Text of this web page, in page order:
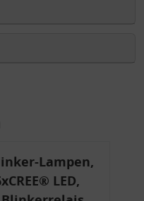
Lampen,
LED,